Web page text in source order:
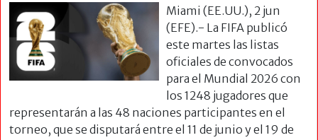
Miami (EE.UU.), 2 jun
(EFE).- La FIFA publicó
este martes las listas
oficiales de convocados
para el Mundial 2026 con
los 1248 jugadores que
representarán a las 48 naciones participantes en el
torneo, que se disputará entre el 11 de junio y el 19 de